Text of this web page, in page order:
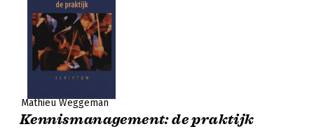
Mathieu Weggeman
Kennismanagement: de praktijk